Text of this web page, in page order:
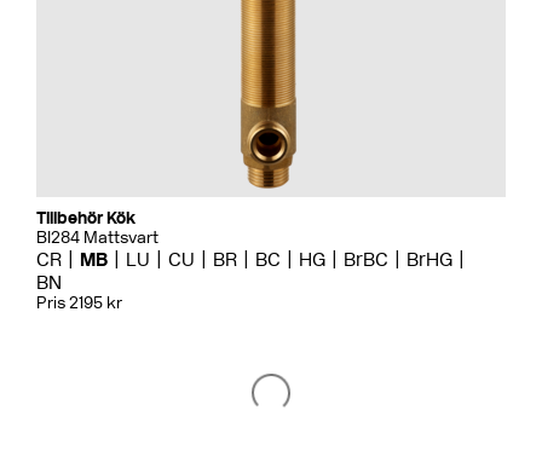
Tillbehör Kök
BI284 Mattsvart
CR MB LU CU BR BC HG BrBC
BrHG
BN
Pris 2195 kr